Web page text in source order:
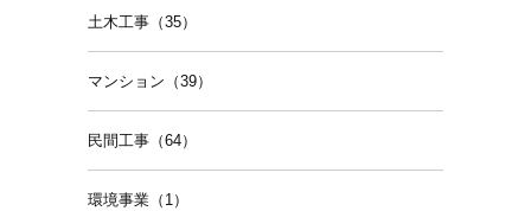
土木工事（35）
マンション（39）
民間工事（64）
環境事業（1）